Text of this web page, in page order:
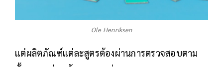
Ole Henriksen
แต่ผลิตภัณฑ์แต่ละสูตรต้องผ่านการตรวจสอบตาม